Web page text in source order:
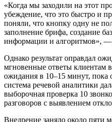
«Когда мы заходили на этот
убеждение, что это быстро и
поняли, что кнопку одну не
заполнение брифа, создание
информации и алгоритмов», —
Однако результат оправдал
мгновенные ответы клиентам
ожидания в 10–15 минут, пока
система речевой аналитики
выборочная проверка 10
разговоров с выявлением
Внедрение заняло около пяти